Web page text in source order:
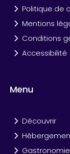
Politique de
Mentions
Conditions
Accessibilité
Menu
Découvrir
Gastronomie